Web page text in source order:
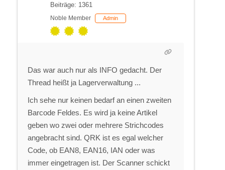
Beiträge: 1361
Noble Member Admin
Das war auch nur als INFO gedacht. Der
Thread heißt ja Lagerverwaltung ...
Ich sehe nur keinen bedarf an einen zweiten
Barcode Feldes. Es wird ja keine Artikel
geben wo zwei oder mehrere Strichcodes
angebracht sind. QRK ist es egal welcher
Code, ob EAN8, EAN16, IAN oder was
immer eingetragen ist. Der Scanner schickt